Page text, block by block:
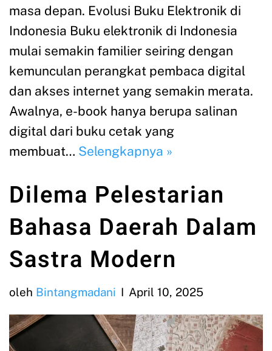
masa depan. Evolusi Buku Elektronik di
Indonesia Buku elektronik di Indonesia
mulai semakin familier seiring dengan
kemunculan perangkat pembaca digital
dan akses internet yang semakin merata.
Awalnya, e-book hanya berupa salinan
digital dari buku cetak yang
membuat… Selengkapnya »
Dilema Pelestarian
Bahasa Daerah Dalam
Sastra Modern
oleh Bintangmadani April 10, 2025